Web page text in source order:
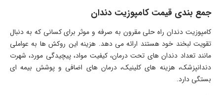
جمع بندی قیمت کامپوزیت دندان
کامپوزیت دندان راه حلی مقرون به صرفه و موثر برای کسانی که به دنبال
تقویت لبخند خود هستند ارائه می دهد. هزینه این روکش ها به عواملی
مانند تعداد دندان های تحت درمان، کیفیت مواد، پیچیدگی مورد، شهرت
دندانپزشک، هزینه های کلینیک، درمان های اضافی و پوشش بیمه ای
بستگی دارد.